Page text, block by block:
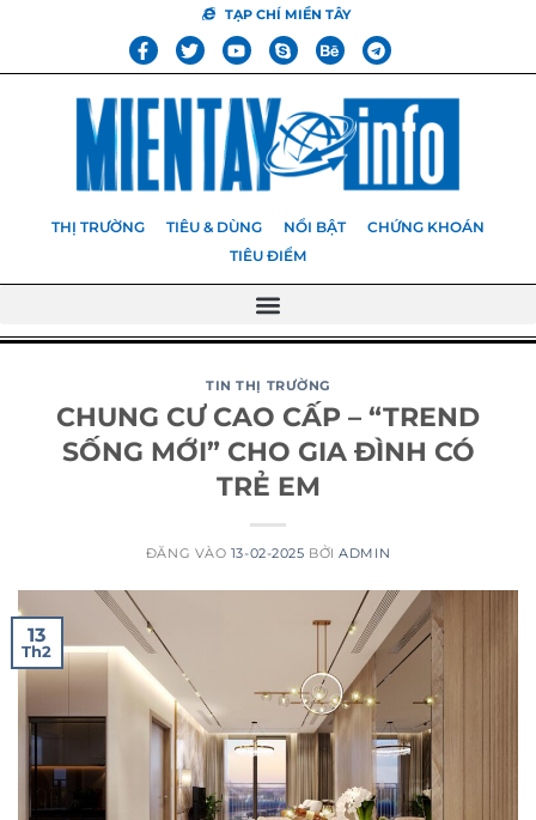
TẠP CHÍ MIỀN TÂY
THỊ TRƯỜNG TIÊU & DÙNG NỔI BẬT
CHỨNG KHOÁN
TIÊU ĐIỂM
TIN THỊ TRƯỜNG
CHUNG CƯ CAO CẤP – “TREND
SỐNG MỚI” CHO GIA ĐÌNH CÓ
TRẺ EM
ĐĂNG VÀO 13-02-2025 BỞIADMIN
13
Th2